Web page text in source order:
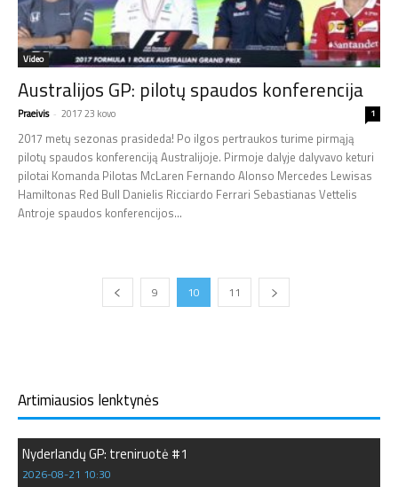
Video
Australijos GP: pilotų spaudos konferencija
Praeivis - 2017 23 kovo 1
2017 metų sezonas prasideda! Po ilgos pertraukos turime pirmąją
pilotų spaudos konferenciją Australijoje. Pirmoje dalyje dalyvavo keturi
pilotai Komanda Pilotas McLaren Fernando Alonso Mercedes Lewisas
Hamiltonas Red Bull Danielis Ricciardo Ferrari Sebastianas Vettelis
Antroje spaudos konferencijos...
9 10 11
Artimiausios lenktynės
Nyderlandų GP: treniruotė #1
2026-08-21 10:30